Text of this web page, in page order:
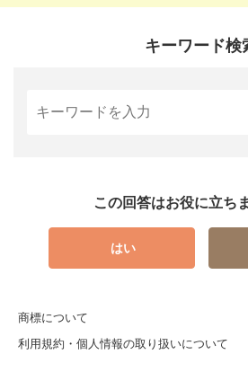
キーワード検
この回答はお役に立ち
はい
商標について
利用規約・個人情報の取り扱いについて